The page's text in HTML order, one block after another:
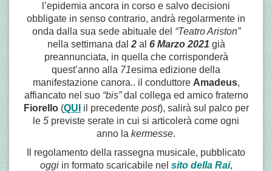
l’epidemia ancora in corso e salvo decisioni
obbligate in senso contrario, andrà regolarmente in
onda dalla sua sede abituale del “Teatro Ariston”
nella settimana dal 2 al 6 Marzo 2021 già
preannunciata, in quella che corrisponderà
quest’anno alla 71esima edizione della
manifestazione canora.. il conduttore Amadeus,
affiancato nel suo “bis”dal collega ed amico fraterno
Fiorello(QUI il precedentepost), salirà sul palco per
le 5 previste serate in cui si articolerà come ogni
anno la kermesse.
Il regolamento della rassegna musicale, pubblicato
oggiin formato scaricabile nel sito della Rai,